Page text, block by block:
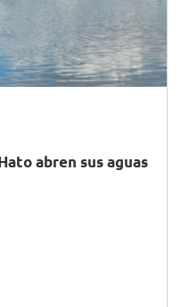
abren sus aguas